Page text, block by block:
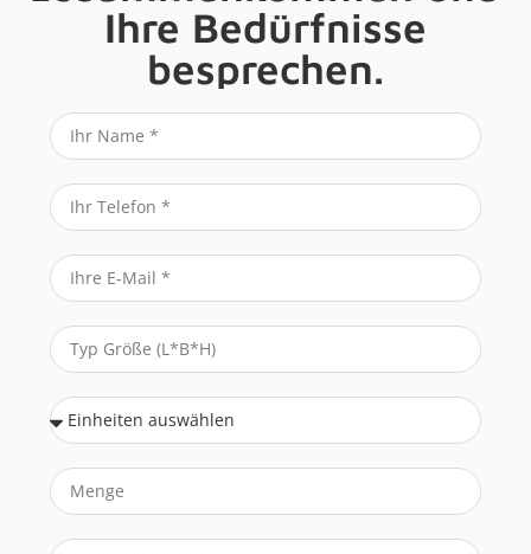
Ihre Bedürfnisse
besprechen.